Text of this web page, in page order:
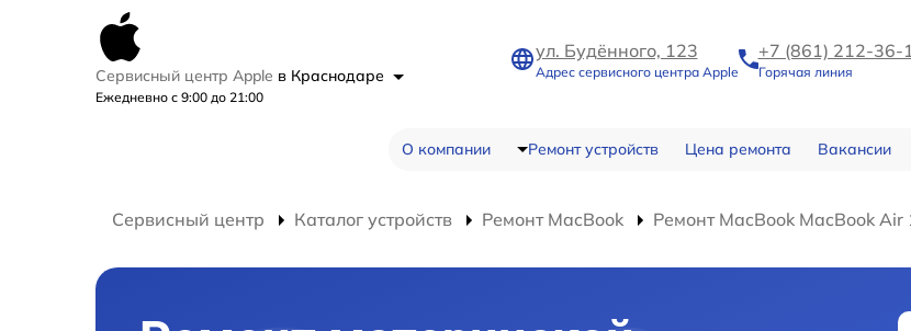
Сервисный центр Apple в Краснодаре
Ежедневно с 9:00 до 21:00
ул. Будённого, 123
Адрес сервисного центра Apple
+7 (861) 212-36-
Горячая линия
О компании Ремонт устройств Цена ремонта Вакансии
Сервисный центр Каталог устройств Ремонт MacBook Ремонт MacBook MacBook